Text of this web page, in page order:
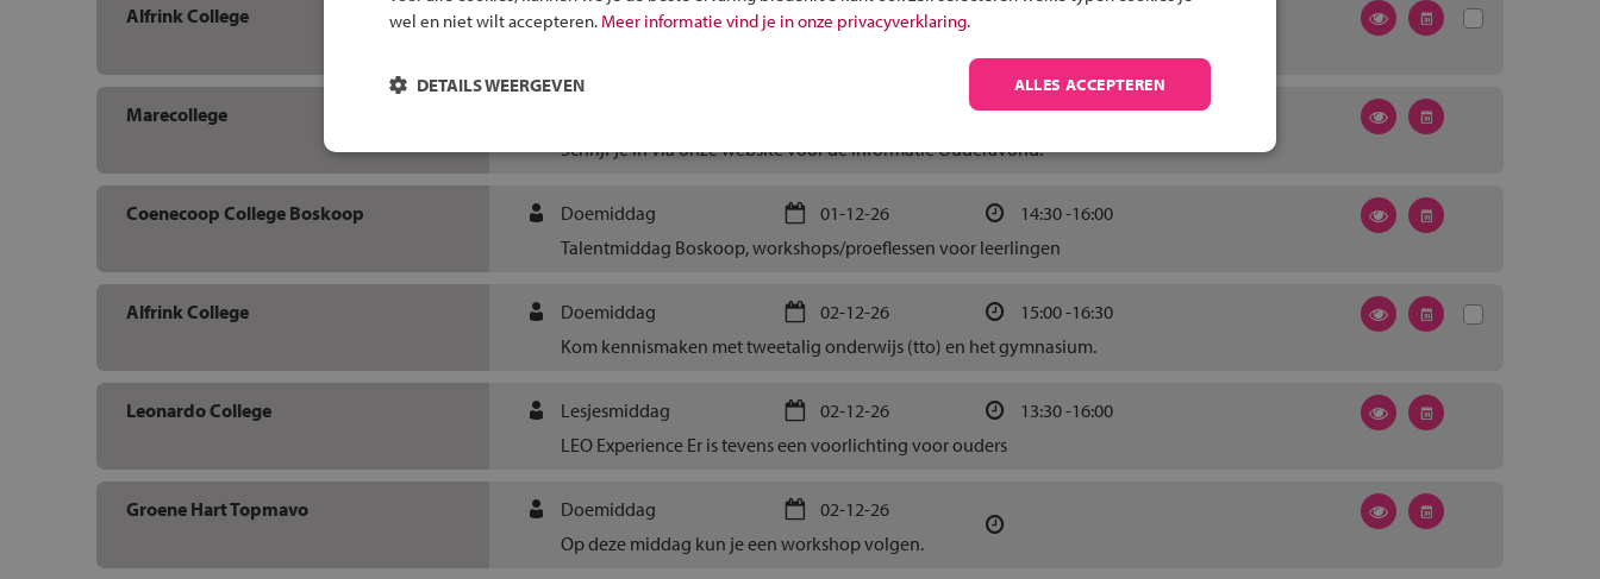
Alfrink College informatieavond tto 26-11-26
Marecollege
19:15
Schrijf je in via onze website voor de Informatie Ouderavond.
Coenecoop College Boskoop Doemiddag 01-12-26
14:30 -16:00
Talentmiddag Boskoop, workshops/proeflessen voor leerlingen
Alfrink College Doemiddag 02-12-26
15:00 -16:30
Kom kennismaken met tweetalig onderwijs (tto) en het gymnasium.
Leonardo College Lesjesmiddag 02-12-26
13:30 -16:00
LEO Experience Er is tevens een voorlichting voor ouders
Groene Hart Topmavo Doemiddag
02-12-26
Op deze middag kun je een workshop volgen.
wel en niet wilt accepteren. Meer informatie vind je in onze privacyverklaring.
ALLES ACCEPTEREN
DETAILS WEERGEVEN